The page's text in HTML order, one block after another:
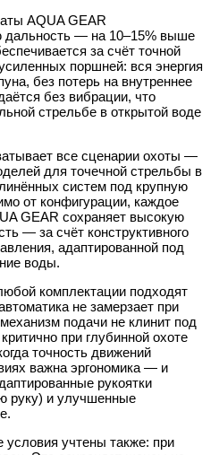
AQUA GEAR
дальность — на 10–15% выше
за счёт точной
поршней: вся энергия
без потерь на внутреннее
без вибрации, что
стрельбе в открытой воде
все сценарии охоты —
для точечной стрельбы в
систем под крупную
от конфигурации, каждое
GEAR сохраняет высокую
— за счёт конструктивного
адаптированной под
воды.
комплектации подходят
не замерзает при
подачи не клинит под
при глубинной охоте
точность движений
важна эргономика — и
рукоятки
руку) и улучшенные
условия учтены также: при